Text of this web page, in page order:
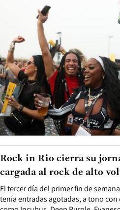
El tercer día del primer fin de
tenía entradas agotadas, a tono
Rock in Rio cierra su
cargada al rock de alto